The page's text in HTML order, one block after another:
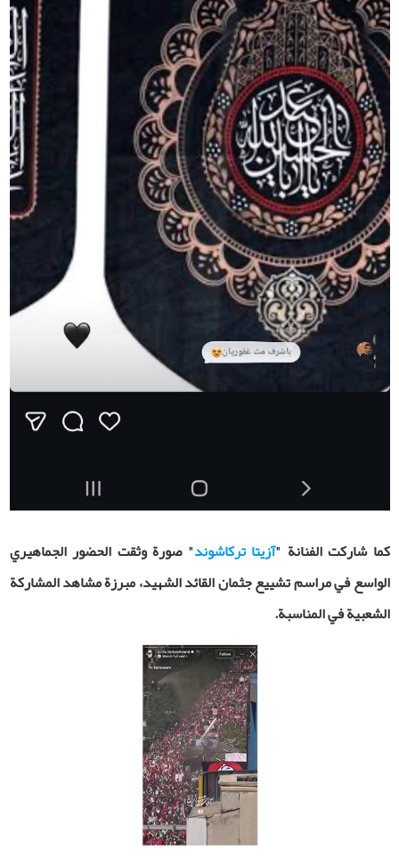
كما شاركت الفنانة "آزيتا تركاشوند" صورة وثقت الحضور الجماهيري
الواسع في مراسم تشييع جثمان القائد الشهيد، مبرزة مشاهد المشاركة
الشعبية في المناسبة.